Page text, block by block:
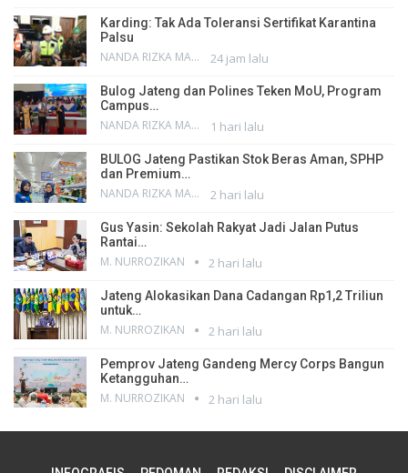
Karding: Tak Ada Toleransi Sertifikat Karantina
Palsu
NANDA RIZKA MAHENDRA 24 jam lalu
Bulog Jateng dan Polines Teken MoU, Program
Campus…
NANDA RIZKA MAHENDRA 1 hari lalu
BULOG Jateng Pastikan Stok Beras Aman, SPHP
dan Premium…
NANDA RIZKA MAHENDRA 2 hari lalu
Gus Yasin: Sekolah Rakyat Jadi Jalan Putus
Rantai…
M. NURROZIKAN 2 hari lalu
Jateng Alokasikan Dana Cadangan Rp1,2 Triliun
untuk…
M. NURROZIKAN 2 hari lalu
Pemprov Jateng Gandeng Mercy Corps Bangun
Ketangguhan…
M. NURROZIKAN 2 hari lalu